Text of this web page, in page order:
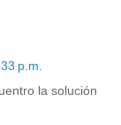
p.m.
la solución